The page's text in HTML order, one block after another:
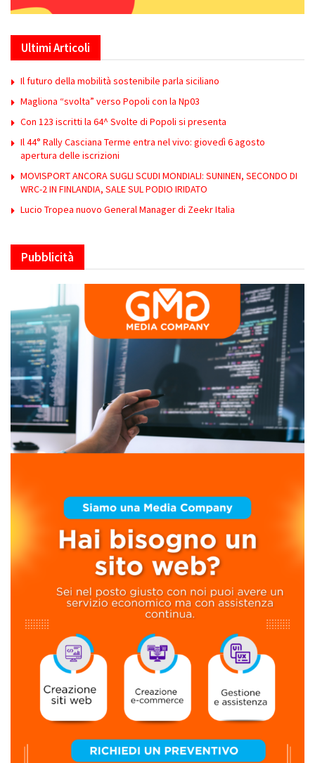
Ultimi Articoli
Il futuro della mobilità sostenibile parla siciliano
Magliona “svolta” verso Popoli con la Np03
Con 123 iscritti la 64^ Svolte di Popoli si presenta
Il 44° Rally Casciana Terme entra nel vivo: giovedì 6 agosto
apertura delle iscrizioni
MOVISPORT ANCORA SUGLI SCUDI MONDIALI: SUNINEN, SECONDO DI
WRC-2 IN FINLANDIA, SALE SUL PODIO IRIDATO
Lucio Tropea nuovo General Manager di Zeekr Italia
Pubblicità